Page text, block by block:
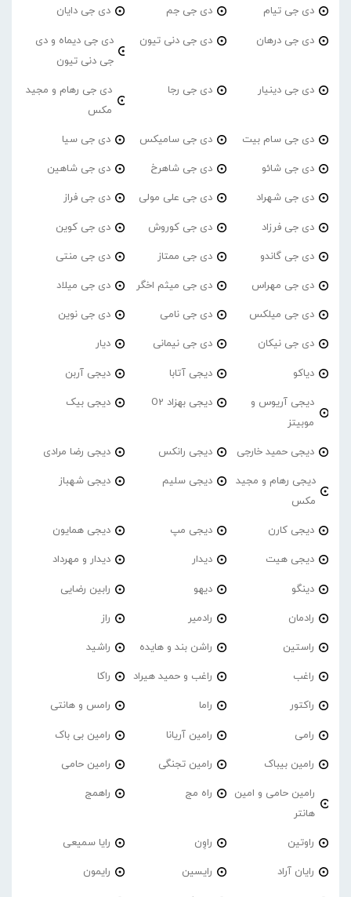
دی جی تیام دی جی جم دی جی دایان
دی جی درهان دی جی دنی تیون
دی جی دیماه و دی
جی دنی تیون
دی جی دینیار دی جی رجا
دی جی رهام و مجید
مکس
دی جی سام بیت دی جی سامیکس دی جی سیا
دی جی شائو دی جی شاهرخ دی جی شاهین
دی جی شهراد دی جی علی مولی دی جی فراز
دی جی فرزاد دی جی کوروش دی جی کوین
دی جی گاندو دی جی ممتاز دی جی منتی
دی جی مهراس دی جی میثم اخگر دی جی میلاد
دی جی میلکس دی جی نامی دی جی نوین
دی جی نیکان دی جی نیمانی دیار
دیاکو دیجی آتابا دیجی آربن
دیجی آریوس و
موبیتز
دیجی بهزاد O2 دیجی بیک
دیجی حمید خارجی دیجی رانکس دیجی رضا مرادی
دیجی رهام و مجید
مکس
دیجی سلیم دیجی شهباز
دیجی کارن دیجی مپ دیجی همایون
دیجی هیت دیدار دیدار و مهرداد
دینگو دیهو رابین رضایی
رادمان رادمیر راز
راستین راشن بند و هایده راشید
راغب راغب و حمید هیراد راکا
راکتور راما رامس و هانتی
رامی رامین آریانا رامین بی باک
رامین بیباک رامین تجنگی رامین حامی
رامین حامی و امین
هانتر
راه مج راهمج
راوتین راوِن رایا سمیعی
رایان آراد رایسین رایمون